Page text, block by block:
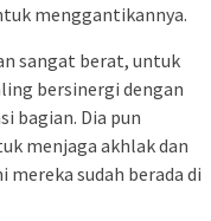
menggantikannya.
sangat berat, untuk
bersinergi dengan
bagian. Dia pun
menjaga akhlak dan
sudah berada di